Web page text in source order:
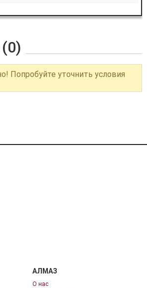
(0)
Попробуйте уточнить условия
АЛМАЗ
О нас